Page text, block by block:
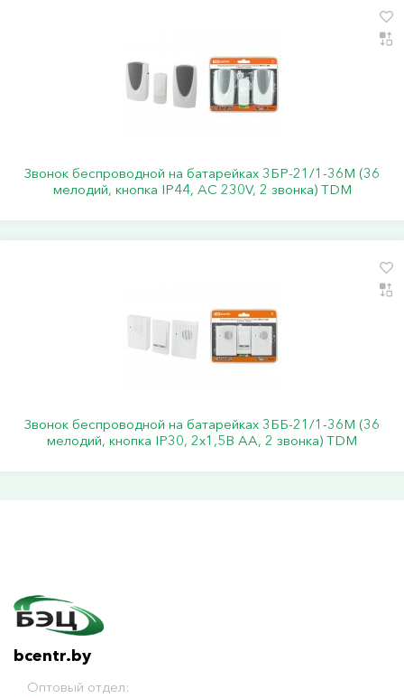
Звонок беспроводной на батарейках 3БР-21/1-36М (36
мелодий, кнопка IP44, AC 230V, 2 звонка) TDM
Звонок беспроводной на батарейках 3ББ-21/1-36М (36
мелодий, кнопка IP30, 2х1,5В АА, 2 звонка) TDM
bcentr.by
Оптовый отдел: